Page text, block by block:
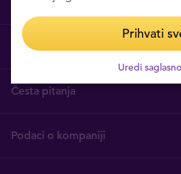
O nama
Česta pitanja
Podaci o kompaniji
Prihvati
Uredi